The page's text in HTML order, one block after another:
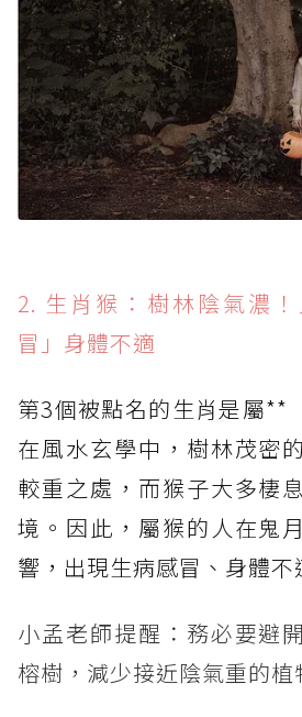
2. 生肖猴：樹林陰氣濃
冒」身體不適
第3個被點名的生肖是屬**
在風水玄學中，樹林茂密
較重之處，而猴子大多棲
境。因此，屬猴的人在鬼
響，出現生病感冒、身體不
小孟老師提醒：務必要避
榕樹，減少接近陰氣重的植